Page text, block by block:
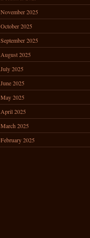
November 2025
October 2025
September 2025
August 2025
July 2025
June 2025
May 2025
April 2025
March 2025
February 2025